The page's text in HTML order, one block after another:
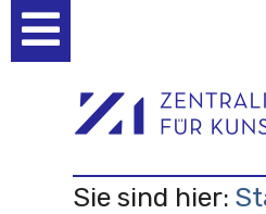
Werkzeuge
Sie sind hier: